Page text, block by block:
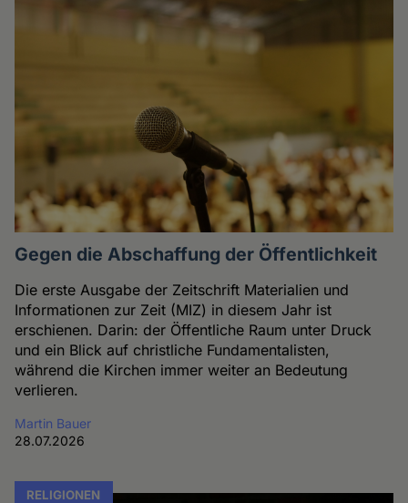
Gegen die Abschaffung der Öffentlichkeit
Die erste Ausgabe der Zeitschrift Materialien und
Informationen zur Zeit (MIZ) in diesem Jahr ist
erschienen. Darin: der Öffentliche Raum unter Druck
und ein Blick auf christliche Fundamentalisten,
während die Kirchen immer weiter an Bedeutung
verlieren.
Martin Bauer
28.07.2026
RELIGIONEN